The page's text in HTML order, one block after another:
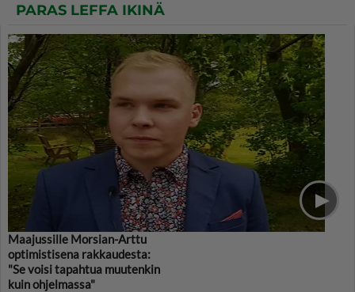
PARAS LEFFA IKINÄ
Maajussille Morsian-Arttu
optimistisena rakkaudesta:
"Se voisi tapahtua muutenkin
kuin ohjelmassa"